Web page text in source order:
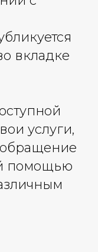
вкладке
услуги,
помощью